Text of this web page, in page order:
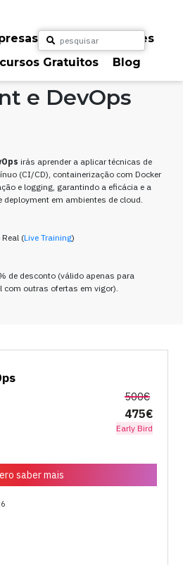
Para Particulares
Gratuitos Blog
e DevOps
irás aprender a aplicar técnicas de
(CI/CD), containerização com Docker
e logging, garantindo a eficácia e a
em ambientes de cloud.
(Live Training)
de desconto (válido apenas para
com outras ofertas em vigor).
500€
475€
Early Bird
saber mais